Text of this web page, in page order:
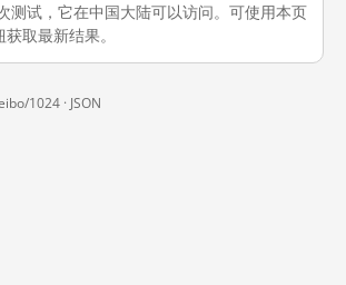
测试，它在中国大陆可以访问。可使用本页
取最新结果。
1024 · JSON